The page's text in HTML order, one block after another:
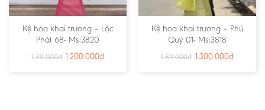
Kệ hoa khai trương – Lộc
Phát 68- Ms:3820
1.311.000₫ 1.200.000₫
Kệ hoa khai trương – Phú
Quý 01- Ms:3818
1.511.000₫ 1.300.000₫